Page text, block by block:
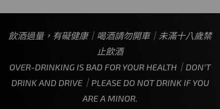
飲酒過量，有礙健康｜喝酒請勿開車｜未滿十八歲禁
止飲酒
OVER-DRINKING IS BAD FOR YOUR HEALTH｜DON’T
DRINK AND DRIVE｜PLEASE DO NOT DRINK IF YOU
ARE A MINOR.